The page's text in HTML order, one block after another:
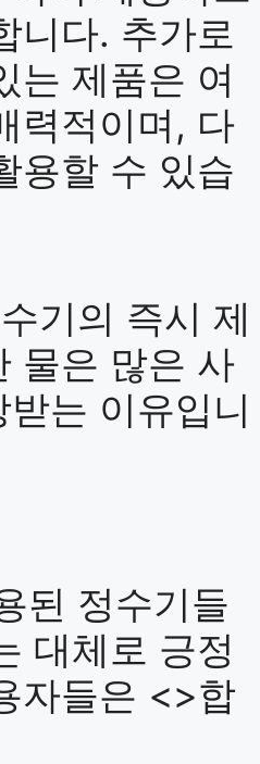
니다. 추가로
는 제품은 여
력적이며, 다
용할 수 있습
기의 즉시 제
물은 많은 사
는 이유입니
된 정수기들
대체로 긍정
자들은 <>합